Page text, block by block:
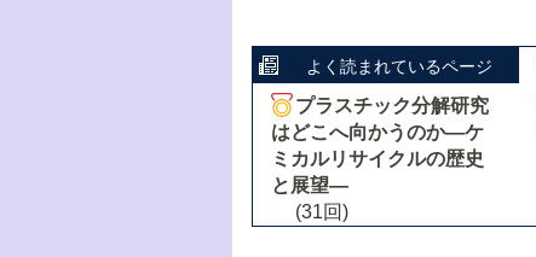
よく読まれているページ
プラスチック分解研究
はどこへ向かうのか―ケ
ミカルリサイクルの歴史
と展望―
(31回)